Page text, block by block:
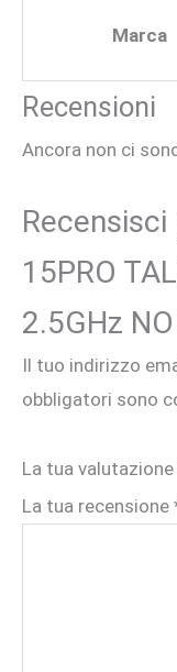
Marca
Recensioni
Ancora non ci
Recensisci
15PRO
2.5GHz NO
Il tuo indirizzo
obbligatori sono
La tua valutazione
La tua recensione